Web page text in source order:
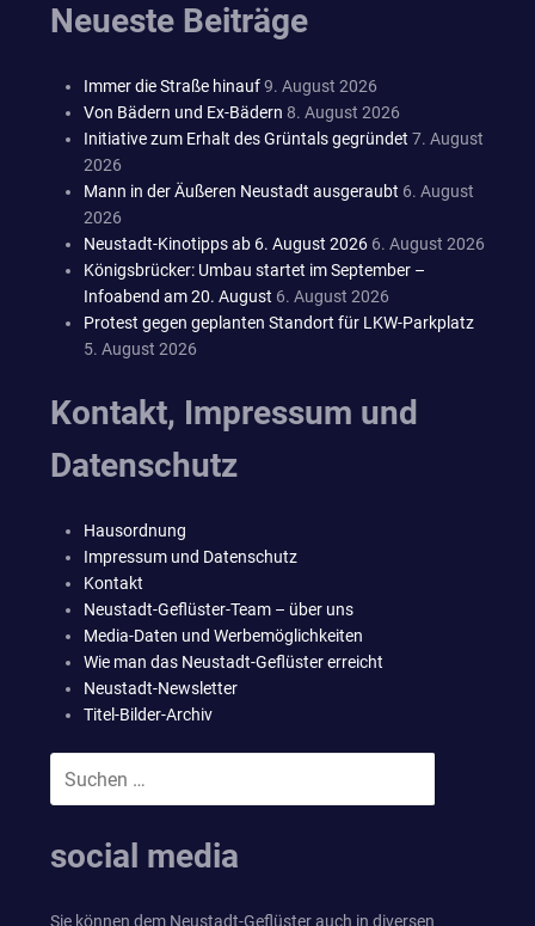
Neueste Beiträge
Immer die Straße hinauf9. August 2026
Von Bädern und Ex-Bädern 8. August 2026
Initiative zum Erhalt des Grüntals gegründet 7. August
2026
Mann in der Äußeren Neustadt ausgeraubt 6. August
2026
Neustadt-Kinotipps ab 6. August 2026 6. August 2026
Königsbrücker: Umbau startet im September –
Infoabend am 20. August 6. August 2026
Protest gegen geplanten Standort für LKW-Parkplatz
5. August 2026
Kontakt, Impressum und
Datenschutz
Hausordnung
Impressum und Datenschutz
Kontakt
Neustadt-Geflüster-Team – über uns
Media-Daten und Werbemöglichkeiten
Wie man das Neustadt-Geflüster erreicht
Neustadt-Newsletter
Titel-Bilder-Archiv
nach:
social media
Sie können dem Neustadt-Geflüster auch in diversen